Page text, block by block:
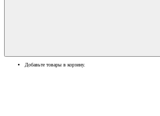
Добавьте товары в корзину.